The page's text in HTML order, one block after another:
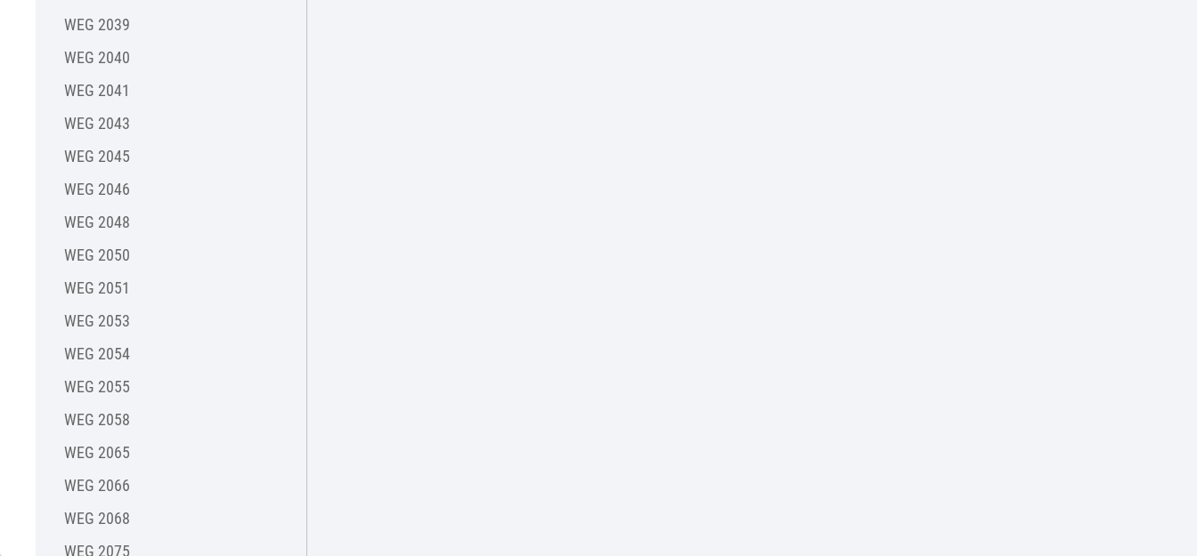
WEG 2039
WEG 2040
WEG 2041
WEG 2043
WEG 2045
WEG 2046
WEG 2048
WEG 2050
WEG 2051
WEG 2053
WEG 2054
WEG 2055
WEG 2058
WEG 2065
WEG 2066
WEG 2068
WEG 2075